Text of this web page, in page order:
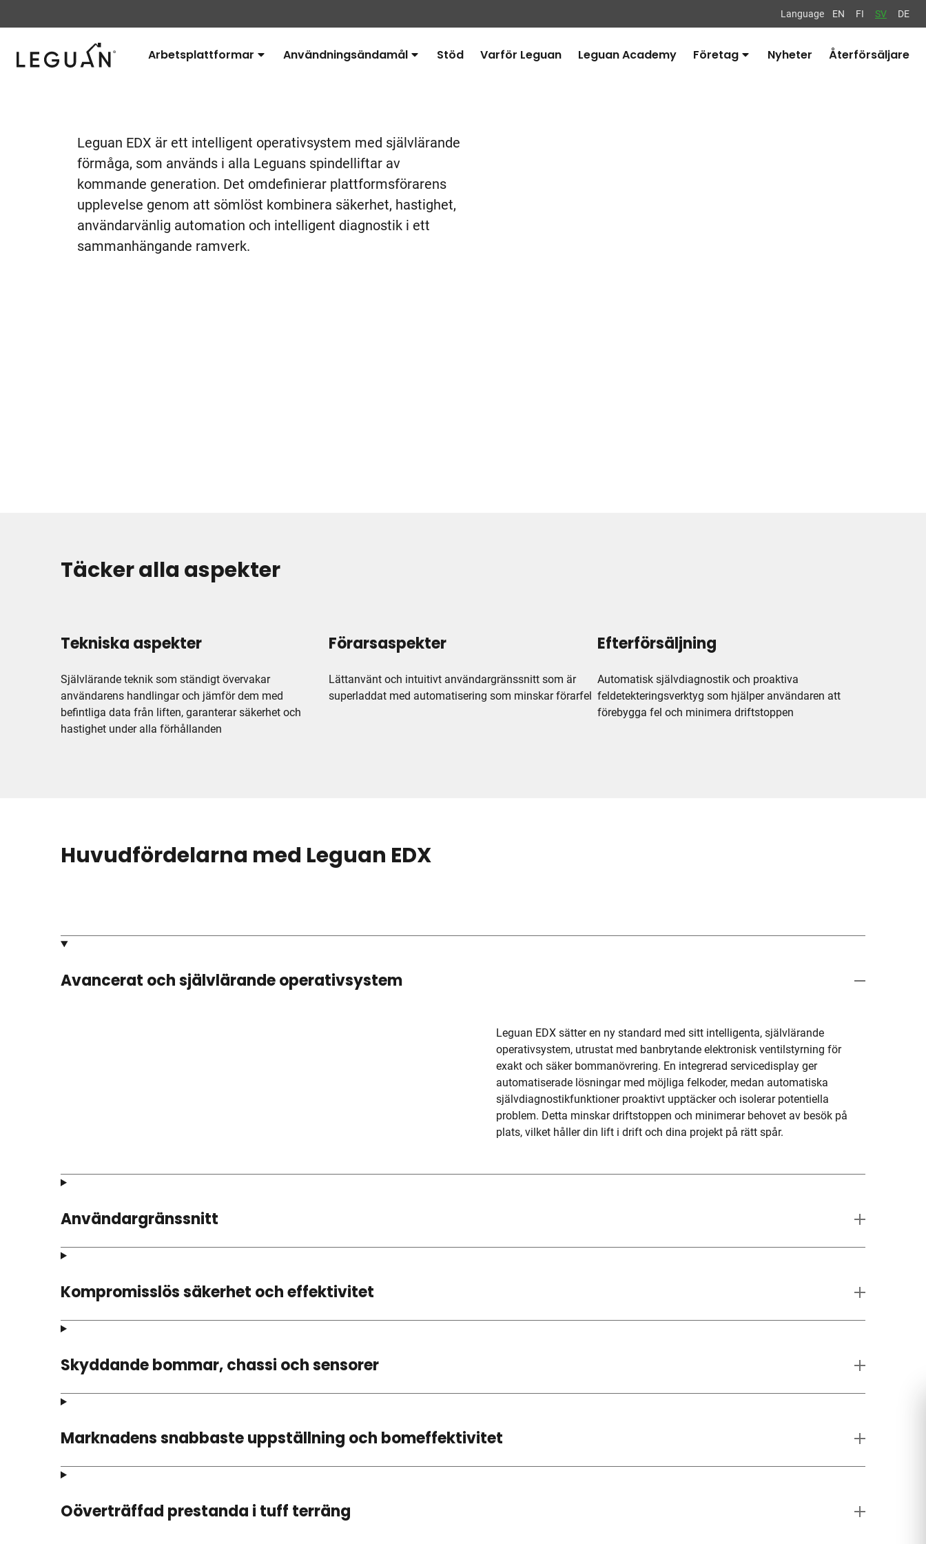
Language EN FI SV DE
Arbetsplattformar Användningsändamål Stöd Varför Leguan Leguan Academy Företag Nyheter Återförsäljare
EDX
Leguan EDX är ett intelligent operativsystem med självlärande
förmåga, som används i alla Leguans spindelliftar av
kommande generation. Det omdefinierar plattformsförarens
upplevelse genom att sömlöst kombinera säkerhet, hastighet,
användarvänlig automation och intelligent diagnostik i ett
sammanhängande ramverk.
Täcker alla aspekter
Tekniska aspekter
Självlärande teknik som ständigt övervakar
användarens handlingar och jämför dem med
befintliga data från liften, garanterar säkerhet och
hastighet under alla förhållanden
Förarsaspekter
Lättanvänt och intuitivt användargränssnitt som är
superladdat med automatisering som minskar förarfel
Efterförsäljning
Automatisk självdiagnostik och proaktiva
feldetekteringsverktyg som hjälper användaren att
förebygga fel och minimera driftstoppen
Huvudfördelarna med Leguan EDX
Avancerat och självlärande operativsystem
Leguan EDX sätter en ny standard med sitt intelligenta, självlärande
operativsystem, utrustat med banbrytande elektronisk ventilstyrning för
exakt och säker bommanövrering. En integrerad servicedisplay ger
automatiserade lösningar med möjliga felkoder, medan automatiska
självdiagnostikfunktioner proaktivt upptäcker och isolerar potentiella
problem. Detta minskar driftstoppen och minimerar behovet av besök på
plats, vilket håller din lift i drift och dina projekt på rätt spår.
Användargränssnitt
Kompromisslös säkerhet och effektivitet
Skyddande bommar, chassi och sensorer
Marknadens snabbaste uppställning och bomeffektivitet
Oöverträffad prestanda i tuff terräng